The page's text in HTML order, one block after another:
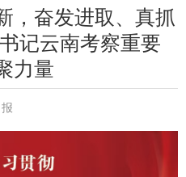
，奋发进取、真抓
记云南考察重要
力量